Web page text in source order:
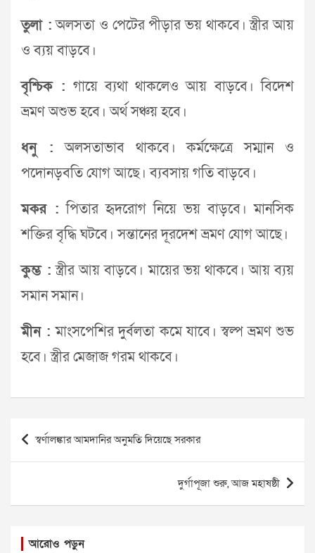
তুলা :অলসতা ও পেটের পীড়ার ভয় থাকবে। স্ত্রীর আয়
ও ব্যয় বাড়বে।
বৃশ্চিক : গায়ে ব্যথা থাকলেও আয় বাড়বে। বিদেশ
ভ্রমণ অশুভ হবে। অর্থ সঞ্চয় হবে।
ধনু : অলসতাভাব থাকবে। কর্মক্ষেত্রে সম্মান ও
পদোনড়বতি যোগ আছে। ব্যবসায় গতি বাড়বে।
মকর : পিতার হৃদরোগ নিয়ে ভয় বাড়বে। মানসিক
শক্তির বৃদ্ধি ঘটবে। সন্তানের দূরদেশ ভ্রমণ যোগ আছে।
কুম্ভ : স্ত্রীর আয় বাড়বে। মায়ের ভয় থাকবে। আয় ব্যয়
সমান সমান।
মীন : মাংসপেশির দুর্বলতা কমে যাবে। স্বল্প ভ্রমণ শুভ
হবে। স্ত্রীর মেজাজ গরম থাকবে।
Post
navigation
স্বর্ণালঙ্কার আমদানির অনুমতি দিয়েছে সরকার
দুর্গাপূজা শুরু, আজ মহাষষ্ঠী
আরোও পড়ুন